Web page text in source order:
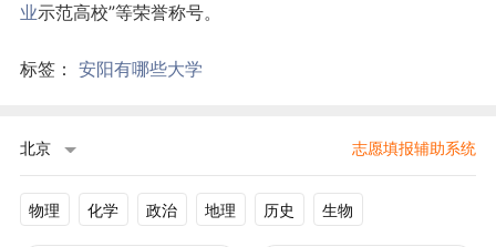
业示范高校”等荣誉称号。
标签： 安阳有哪些大学
北京 志愿填报辅助系统
物理 化学 政治 地理 历史 生物